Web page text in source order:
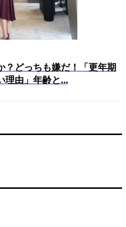
？どっちも嫌だ！「更年期
理由」年齢と...